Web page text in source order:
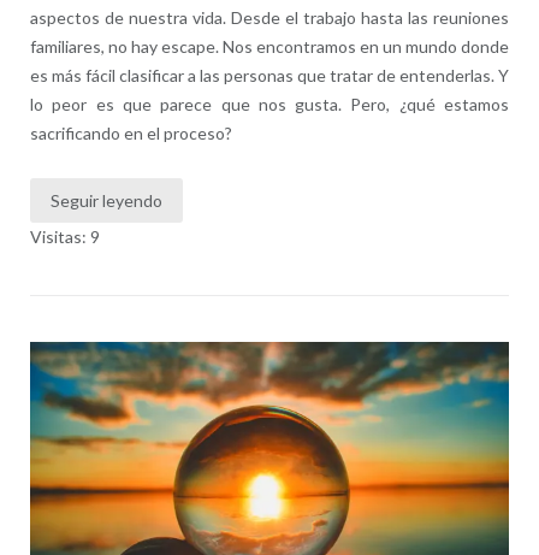
aspectos de nuestra vida. Desde el trabajo hasta las reuniones
familiares, no hay escape. Nos encontramos en un mundo donde
es más fácil clasificar a las personas que tratar de entenderlas. Y
lo peor es que parece que nos gusta. Pero, ¿qué estamos
sacrificando en el proceso?
Seguir leyendo
Visitas: 9